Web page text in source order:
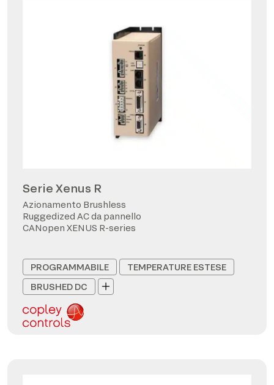
Serie Xenus R
Azionamento Brushless
Ruggedized AC da pannello
CANopen XENUS R-series
PROGRAMMABILE
TEMPERATURE ESTESE
BRUSHED DC